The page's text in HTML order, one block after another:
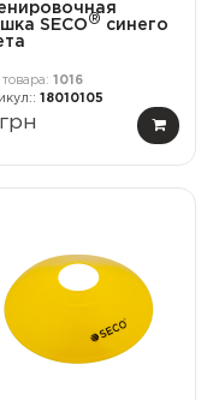
SECO® синего
1016
18010105
грн